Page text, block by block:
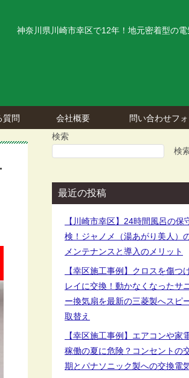
神奈川県川崎市幸区で12年！地元密着型の
質問 会社概要 問い合わせフ
検索
検
最近の投稿
【川崎市幸区】24時間風呂の保
検！ジャノメ（湯あがり美人）
メンテナンスと導入のメリット
【幸区施工事例】クロスを傷つ
レイに交換！動かなくなったサ
ー換気扇を最新の三菱製へスピ
取替え
【幸区施工事例】エアコンや家
稼働の夏に危険？コンセントの
期とパナソニック製への交換電